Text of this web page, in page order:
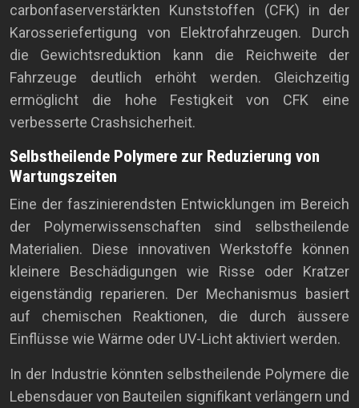
carbonfaserverstärkten Kunststoffen (CFK) in der
Karosseriefertigung von Elektrofahrzeugen. Durch
die Gewichtsreduktion kann die Reichweite der
Fahrzeuge deutlich erhöht werden. Gleichzeitig
ermöglicht die hohe Festigkeit von CFK eine
verbesserte Crashsicherheit.
Selbstheilende Polymere zur Reduzierung von
Wartungszeiten
Eine der faszinierendsten Entwicklungen im Bereich
der Polymerwissenschaften sind selbstheilende
Materialien. Diese innovativen Werkstoffe können
kleinere Beschädigungen wie Risse oder Kratzer
eigenständig reparieren. Der Mechanismus basiert
auf chemischen Reaktionen, die durch äussere
Einflüsse wie Wärme oder UV-Licht aktiviert werden.
In der Industrie könnten selbstheilende Polymere die
Lebensdauer von Bauteilen signifikant verlängern und